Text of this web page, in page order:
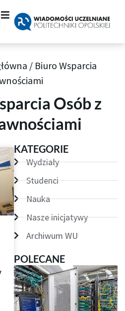
uczelnianych
/ Biuro Wsparcia
Osób z
KATEGORIE
Wydziały
Studenci
Nauka
Nasze inicjatywy
Archiwum WU
POLECANE